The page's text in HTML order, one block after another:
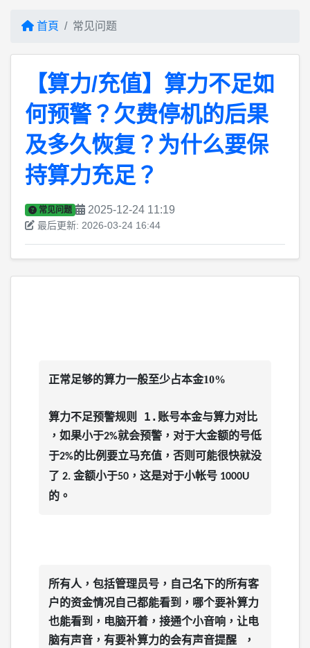
API管理中新增抗黑天鹅等级自定义功能，在双向持仓下
2026-04-06
系统已完成新的一轮升级，会大幅提高抗黑天鹅的等级
2026-03-09
关于近期黑天鹅行情的说明与温馨提醒
2026-02-02
2026-02-02
正式统一标准：个人持币或炒币（交易虚拟货币）不违
法！不要涉及洗钱即可！
2026-01-10
以欢迎提出一起修正升级。
2025-12-24
算力要确保足够充足！否则行情来了你方向对了也会少赚
很多！
2025-11-27
系统是一个工具软件，目前推荐的最佳使用方案
2025-11-22
2025-12-24
2025-12-24
【算力/充值】算力不足如何预警？欠费停机的后果及多
久恢复？为什么要保持算力充足？
2025-12-24
【算力/充值】提币充值算力多久到账？到账金额为何不
一致？
2025-12-24
【策略/交易原理/机器人/人工】为什么不按“该止盈”就止
2025-12-24
【策略/交易原理】怎么看待浮盈浮亏？
2025-12-24
【策略/盈利因素】多久能盈利？影响盈利速度的因素有
哪些？
首頁 常见问题
【算力/充值】算力不足如
何预警？欠费停机的后果
及多久恢复？为什么要保
持算力充足？
常见问题 2025-12-24 11:19
最后更新: 2026-03-24 16:44
正常足够的算力一般至少占本金10%
算力不足预警规则 1. 账号本金与算力对比
，如果小于2%就会预警，对于大金额的号低
于2%的比例要立马充值，否则可能很快就没
了 2. 金额小于50 ，这是对于小帐号 1000U
的 。
所有人，包括管理员号，自己名下的所有客
户的资金情况自己都能看到，哪个要补算力
也能看到，电脑开着，接通个小音响，让电
脑有声音，有要补算力的会有声音提醒 ，